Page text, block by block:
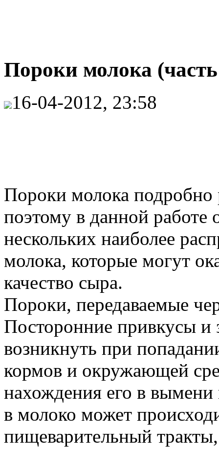
Пороки молока
16-04-2012, 23:58
Пороки молока подробно
поэтому в данной работе
нескольких наиболее
молока, которые могут
качество сыра.
Пороки, передаваемые
Посторонние привкусы и
возникнуть при
кормов и окружающей
нахождения его в
в молоко может
пищеварительный